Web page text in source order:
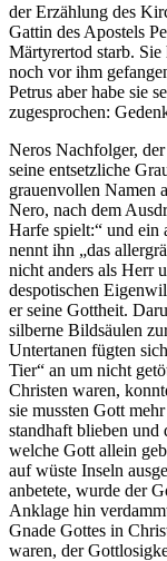
der Erzählung des
Gattin des Apostels
Märtyrertod starb. Sie
noch vor ihm
Petrus aber habe sie
zugesprochen:
Neros Nachfolger,
seine entsetzliche
grauenvollen Namen
Nero, nach dem
Harfe spielt:“ und ein
nennt ihn „das
nicht anders als Herr
despotischen
er seine Gottheit.
silberne Bildsäulen
Untertanen fügten
Tier“ an um nicht
Christen waren,
sie mussten Gott
standhaft blieben und
welche Gott allein
auf wüste Inseln
anbetete, wurde der
Anklage hin
Gnade Gottes in
waren, der